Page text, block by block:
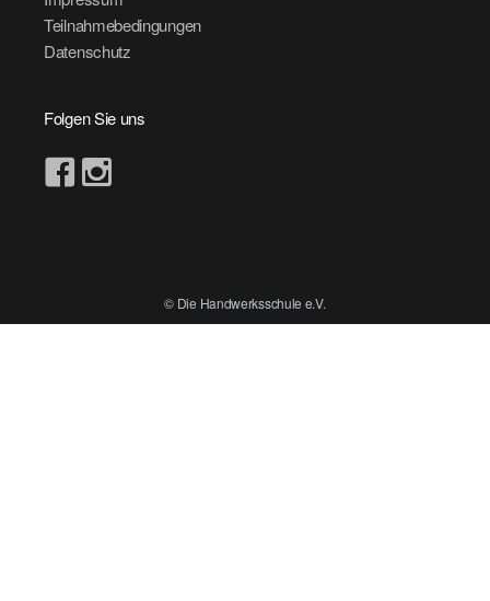
Teilnahmebedingungen
Datenschutz
Folgen Sie uns
© Die Handwerksschule e.V.